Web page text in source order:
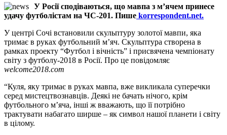
У Росії сподіваються, що мавпа з м’ячем принесе
удачу футболістам на ЧС-201. Пише korrespondent.net.
У центрі Сочі встановили скульптуру золотої мавпи, яка
тримає в руках футбольний м’яч. Скульптура створена в
рамках проекту “Футбол і вічність” і присвячена чемпіонату
світу з футболу-2018 в Росії. Про це повідомляє
welcome2018.com
“Куля, яку тримає в руках мавпа, вже викликала суперечки
серед мистецтвознавців. Деякі не бачать нічого, крім
футбольного м’яча, інші ж вважають, що її потрібно
трактувати набагато ширше – як символ нашої планети і світу
в цілому.